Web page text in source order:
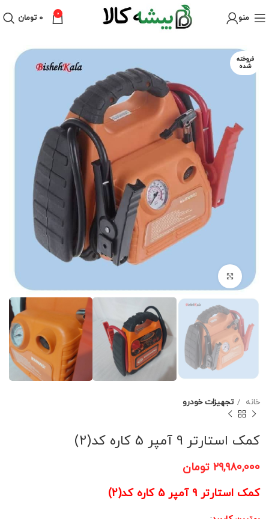
منو 0 ۰ تومان
فروخته
شده
خانه تجهیزات خودرو
کمک استارتر 9 آمپر 5 کاره کد(2)
۲۹,۹۸۰,۰۰۰ تومان
کمک استارتر 9 آمپر 5 کاره کد(2)